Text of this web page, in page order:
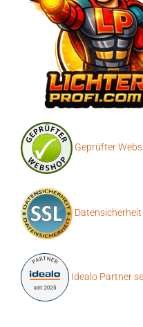
Geprüfter
Datensicherheit
Idealo Partner